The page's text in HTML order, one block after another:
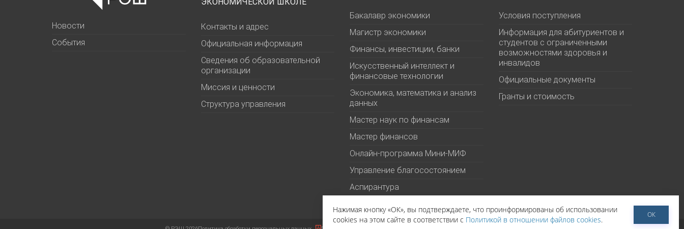
Новости
События
Контакты и адрес
Официальная информация
Сведения об образовательной
организации
Миссия и ценности
Структура управления
Бакалавр экономики
Магистр экономики
Финансы, инвестиции, банки
Искусственный интеллект и
финансовые технологии
Экономика, математика и анализ
данных
Мастер наук по финансам
Мастер финансов
Онлайн-программа Мини-МИФ
Управление благосостоянием
Аспирантура
Условия поступления
Информация для абитуриентов и
студентов с ограниченными
возможностями здоровья и
инвалидов
Официальные документы
Гранты и стоимость
Нажимая кнопку «ОК», вы подтверждаете, что проинформированы об использовании
cookies на этом сайте в соответствии с Политикой в отношении файлов cookies.
ОК